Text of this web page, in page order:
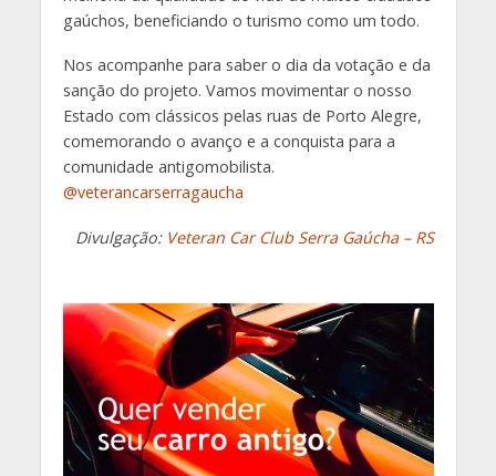
gaúchos, beneficiando o turismo como um todo.
Nos acompanhe para saber o dia da votação e da
sanção do projeto. Vamos movimentar o nosso
Estado com clássicos pelas ruas de Porto Alegre,
comemorando o avanço e a conquista para a
comunidade antigomobilista.
@veterancarserragaucha
Divulgação: Veteran Car Club Serra Gaúcha – RS